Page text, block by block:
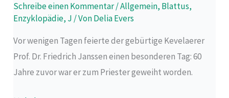
Schreibe einen Kommentar/Allgemein, Blattus,
Enzyklopädie, J / VonDelia Evers
Vor wenigen Tagen feierte der gebürtige Kevelaerer
Prof. Dr. Friedrich Janssen einen besonderen Tag: 60
Jahre zuvor war er zum Priester geweiht worden.
Geheimnisses